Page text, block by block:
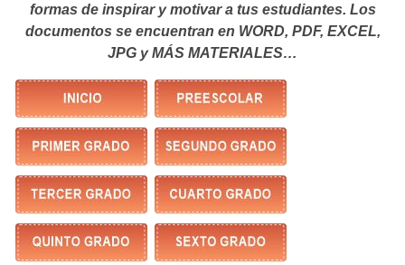
formas de inspirar y motivar a tus estudiantes. Los
documentos se encuentran en WORD, PDF, EXCEL,
JPG y MÁS MATERIALES…